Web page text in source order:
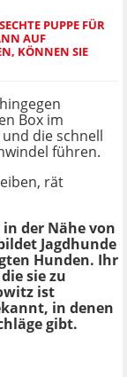
PUPPE FÜR
AUF
KÖNNEN SIE
Box im
die schnell
führen.
rät
der Nähe von
Jagdhunde
Hunden. Ihr
sie zu
ist
in denen
gibt.